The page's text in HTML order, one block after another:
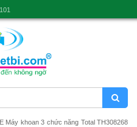
Máy khoan 3 chức năng Total TH308268